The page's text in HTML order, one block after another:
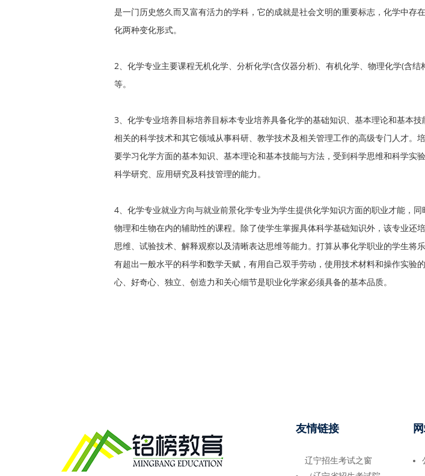
是一门历史悠久而又富有活力的学科，它的成就是社会文明的重要标志，化学中存
化两种变化形式。
2、化学专业主要课程无机化学、分析化学(含仪器分析)、有机化学、物理化学(含结
等。
3、化学专业培养目标培养目标本专业培养具备化学的基础知识、基本理论和基本
相关的科学技术和其它领域从事科研、教学技术及相关管理工作的高级专门人才。
要学习化学方面的基本知识、基本理论和基本技能与方法，受到科学思维和科学实
科学研究、应用研究及科技管理的能力。
4、化学专业就业方向与就业前景化学专业为学生提供化学知识方面的职业才能，同
物理和生物在内的辅助性的课程。除了使学生掌握具体科学基础知识外，该专业还
思维、试验技术、解释观察以及清晰表达思维等能力。打算从事化学职业的学生将
有超出一般水平的科学和数学天赋，有用自己双手劳动，使用技术材料和操作实验
心、好奇心、独立、创造力和关心细节是职业化学家必须具备的基本品质。
友情链接
辽宁招生考试之窗